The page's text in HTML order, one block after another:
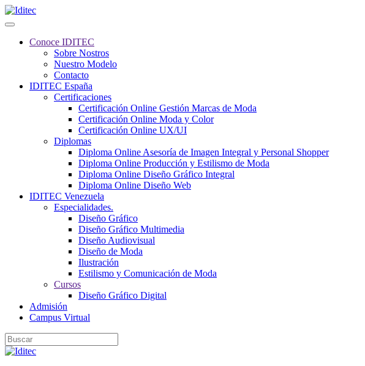
Conoce IDITEC
Sobre Nostros
Nuestro Modelo
Contacto
IDITEC España
Certificaciones
Certificación Online Gestión Marcas de Moda
Certificación Online Moda y Color
Certificación Online UX/UI
Diplomas
Diploma Online Asesoría de Imagen Integral y Personal Shopper
Diploma Online Producción y Estilismo de Moda
Diploma Online Diseño Gráfico Integral
Diploma Online Diseño Web
IDITEC Venezuela
Especialidades.
Diseño Gráfico
Diseño Gráfico Multimedia
Diseño Audiovisual
Diseño de Moda
Ilustración
Estilismo y Comunicación de Moda
Cursos
Diseño Gráfico Digital
Admisión
Campus Virtual